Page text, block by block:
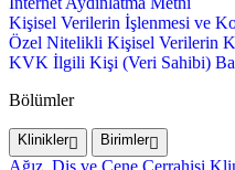
Kişisel Verilerin İşlenmesi ve
Özel Nitelikli Kişisel Verilerin
KVK İlgili Kişi (Veri Sahibi)
Bölümler
Klinikler Birimler